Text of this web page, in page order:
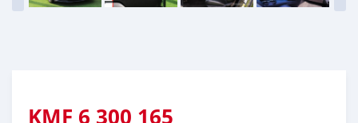
KMF 6 300 165